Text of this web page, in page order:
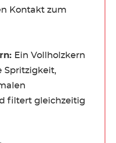
Kontakt zum
Ein Vollholzkern
Spritzigkeit,
filtert gleichzeitig